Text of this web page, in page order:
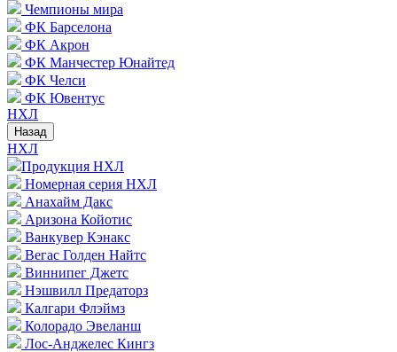
Чемпионы мира
ФК Барселона
ФК Акрон
ФК Манчестер Юнайтед
ФК Челси
ФК Ювентус
НХЛ
Назад
НХЛ
Продукция НХЛ
Номерная серия НХЛ
Анахайм Дакс
Аризона Койотис
Ванкувер Кэнакс
Вегас Голден Найтс
Виннипег Джетс
Нэшвилл Предаторз
Калгари Флэймз
Колорадо Эвеланш
Лос-Анджелес Кингз